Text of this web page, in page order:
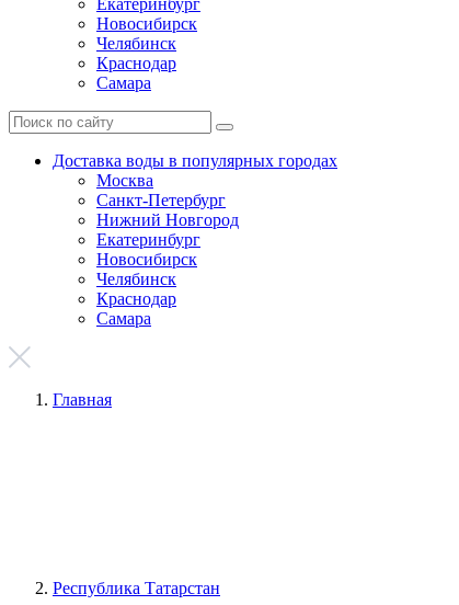
Екатеринбург
Новосибирск
Челябинск
Краснодар
Самара
Доставка воды в популярных городах
Москва
Санкт-Петербург
Нижний Новгород
Екатеринбург
Новосибирск
Челябинск
Краснодар
Самара
Главная
Республика Татарстан